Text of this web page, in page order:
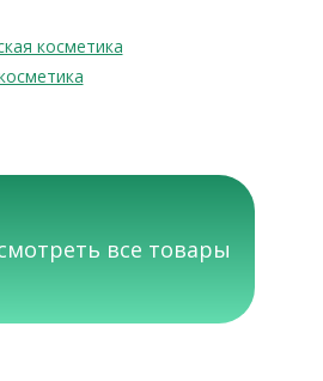
косметика
все товары